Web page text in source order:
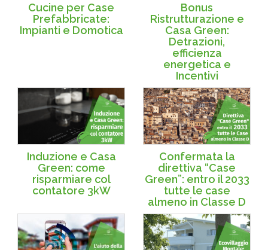
Cucine per Case
Prefabbricate:
Impianti e Domotica
Bonus
Ristrutturazione e
Casa Green:
Detrazioni,
efficienza
energetica e
Incentivi
Induzione e Casa
Green: come
risparmiare col
contatore 3kW
Confermata la
direttiva “Case
Green”: entro il 2033
tutte le case
almeno in Classe D